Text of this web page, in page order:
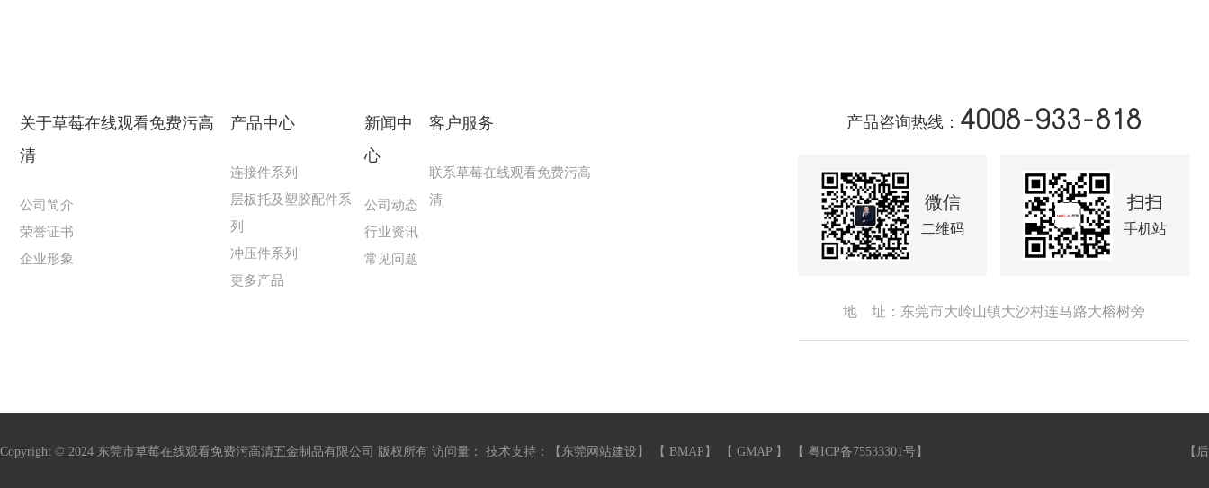
关于草莓在线观看免费污高
清
公司简介
荣誉证书
企业形象
产品中心
连接件系列
层板托及塑胶配件系
列
冲压件系列
更多产品
新闻中
心
公司动态
行业资讯
常见问题
客户服务
联系草莓在线观看免费污高
清
产品咨询热线： 4008-933-818
微信
二维码
扫扫
手机站
地 址：东莞市大岭山镇大沙村连马路大榕树旁
Copyright © 2024 东莞市草莓在线观看免费污高清五金制品有限公司 版权所有 访问量： 技术支持：【 东莞网站建设 】 【 BMAP 】 【 GMAP 】 【 粤ICP备75533301号 】 【